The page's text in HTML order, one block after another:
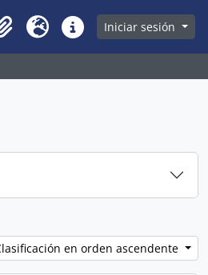
Idioma Enlaces rápidos
Iniciar sesión
en orden ascendente